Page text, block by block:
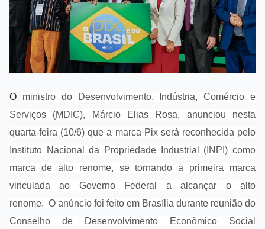
O ministro do Desenvolvimento, Indústria, Comércio e
Serviços (MDIC), Márcio Elias Rosa, anunciou nesta
quarta-feira (10/6) que a marca Pix será reconhecida pelo
Instituto Nacional da Propriedade Industrial (INPI) como
marca de alto renome, se tornando a primeira marca
vinculada ao Governo Federal a alcançar o alto
renome. O anúncio foi feito em Brasília durante reunião do
Conselho de Desenvolvimento Econômico Social